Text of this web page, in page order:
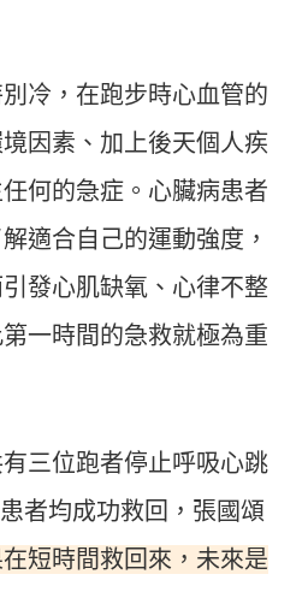
冷，在跑步時心血管的
因素、加上後天個人疾
何的急症。心臟病患者
適合自己的運動強度，
發心肌缺氧、心律不整
一時間的急救就極為重
三位跑者停止呼吸心跳
者均成功救回，張國頌
短時間救回來，未來是